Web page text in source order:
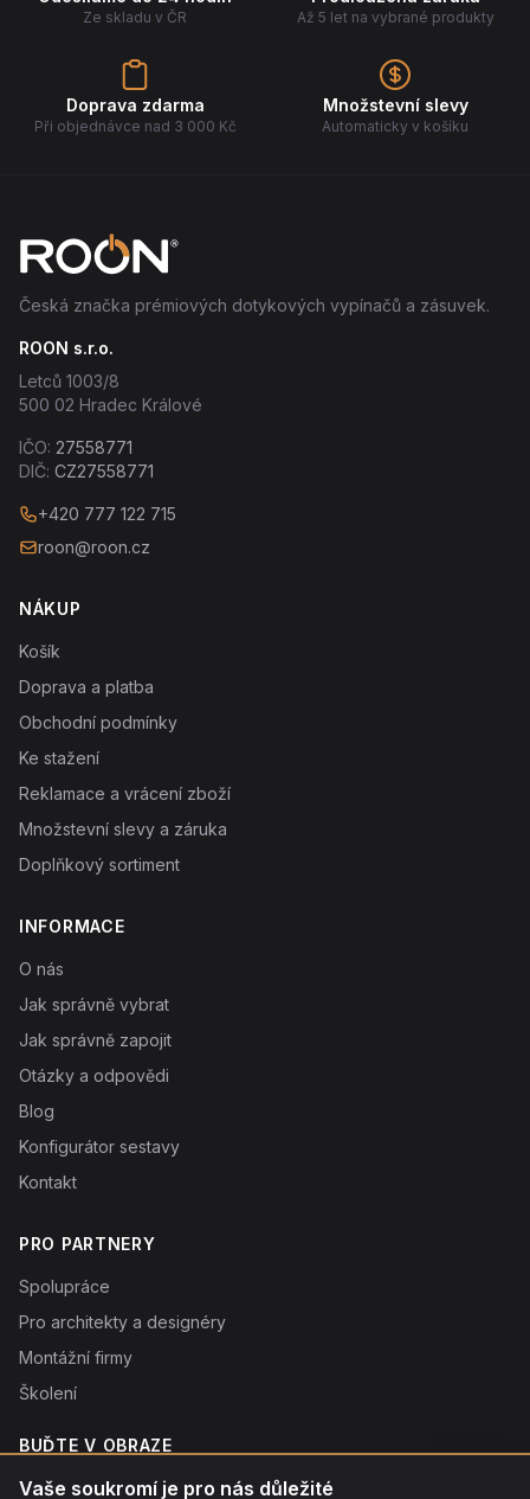
Ze skladu v ČR Až 5 let na vybrané produkty
Doprava zdarma
Při objednávce nad 3 000 Kč
Množstevní slevy
Automaticky v košíku
Česká značka prémiových dotykových vypínačů a zásuvek.
ROON s.r.o.
Letců 1003/8
500 02 Hradec Králové
IČO: 27558771
DIČ: CZ27558771
+420 777 122 715
roon@roon.cz
NÁKUP
Košík
Doprava a platba
Obchodní podmínky
Ke stažení
Reklamace a vrácení zboží
Množstevní slevy a záruka
Doplňkový sortiment
INFORMACE
O nás
Jak správně vybrat
Jak správně zapojit
Otázky a odpovědi
Blog
Konfigurátor sestavy
Kontakt
PRO PARTNERY
Spolupráce
Pro architekty a designéry
Montážní firmy
Školení
BUĎTE V OBRAZE
Novinky o produktech, tipy a slevy. Typicky 1× týdně.
Vaše soukromí je pro nás důležité